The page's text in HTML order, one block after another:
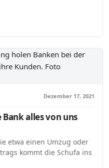
Dezember 17, 2021
Bank alles von uns
etwa einen Umzug oder
kommt die Schufa ins